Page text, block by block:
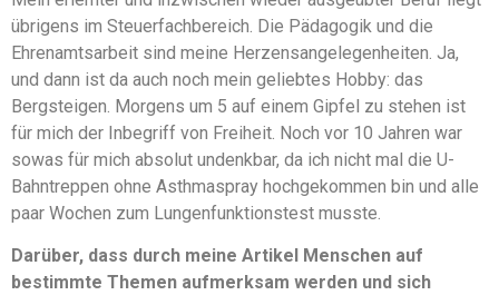
übrigens im Steuerfachbereich. Die Pädagogik und die
Ehrenamtsarbeit sind meine Herzensangelegenheiten. Ja,
und dann ist da auch noch mein geliebtes Hobby: das
Bergsteigen. Morgens um 5 auf einem Gipfel zu stehen ist
für mich der Inbegriff von Freiheit. Noch vor 10 Jahren war
sowas für mich absolut undenkbar, da ich nicht mal die U-
Bahntreppen ohne Asthmaspray hochgekommen bin und alle
paar Wochen zum Lungenfunktionstest musste.
Darüber, dass durch meine Artikel Menschen auf
bestimmte Themen aufmerksam werden und sich